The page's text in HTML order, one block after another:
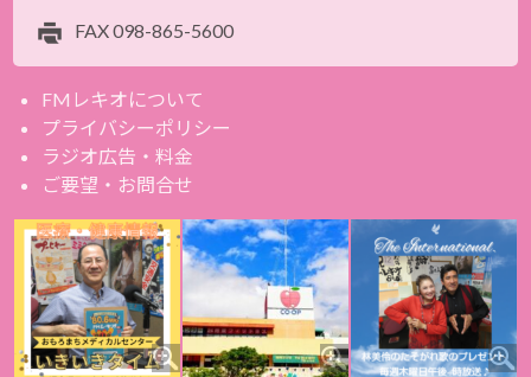
FAX098-865-5600
FMレキオについて
プライバシーポリシー
ラジオ広告・料金
ご要望・お問合せ